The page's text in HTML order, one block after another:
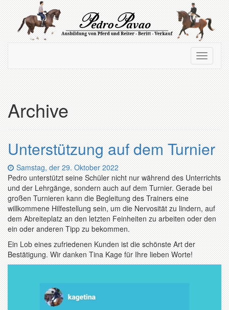
Zum
Hauptinhalt
springen
ein-/
Archive
Unterstützung auf dem Turnier
Datum:
Samstag, der 29. Oktober 2022
Pedro unterstützt seine Schüler nicht nur während des Unterrichts
und der Lehrgänge, sondern auch auf dem Turnier. Gerade bei
großen Turnieren kann die Begleitung des Trainers eine
willkommene Hilfestellung sein, um die Nervosität zu lindern, auf
dem Abreiteplatz an den letzten Feinheiten zu arbeiten oder den
ein oder anderen Tipp zu bekommen.
Ein Lob eines zufriedenen Kunden ist die schönste Art der
Bestätigung. Wir danken Tina Kage für Ihre lieben Worte!